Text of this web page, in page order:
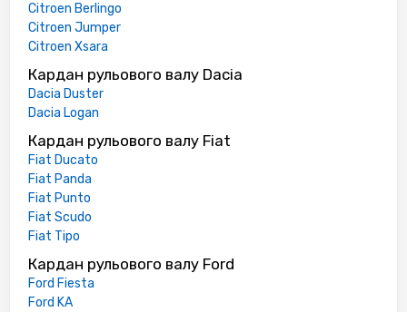
Citroen Berlingo
Citroen Jumper
Citroen Xsara
Кардан рульового валу Dacia
Dacia Duster
Dacia Logan
Кардан рульового валу Fiat
Fiat Ducato
Fiat Panda
Fiat Punto
Fiat Scudo
Fiat Tipo
Кардан рульового валу Ford
Ford Fiesta
Ford KA